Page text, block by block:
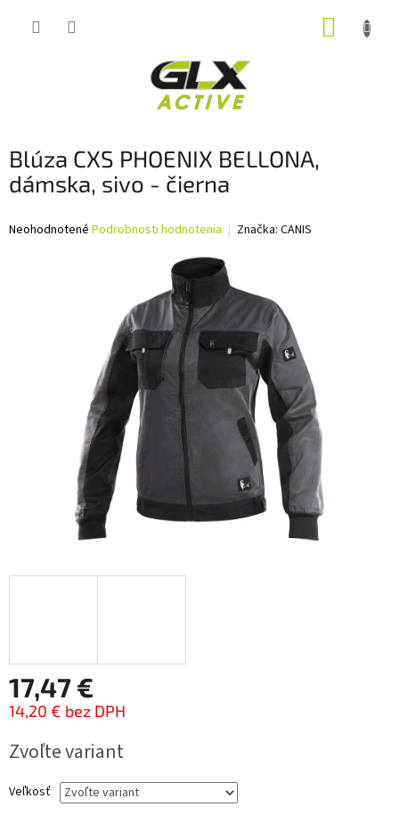
Blúza CXS PHOENIX BELLONA,
dámska, sivo - čierna
Priemerné
Neohodnotené Podrobnosti hodnotenia Značka: CANIS
17,47 €
14,20 € bez DPH
cena:
Zvoľte variant
Veľkosť